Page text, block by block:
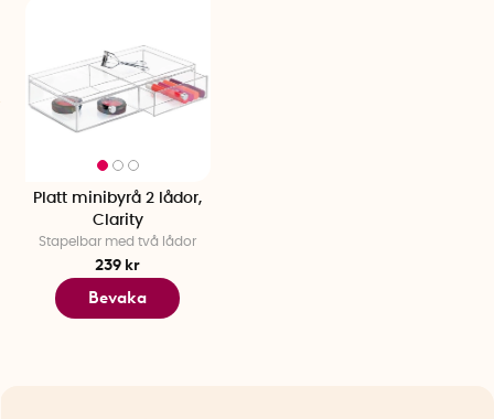
Platt minibyrå 2 lådor,
Clarity
Stapelbar med två lådor
239 kr
Bevaka